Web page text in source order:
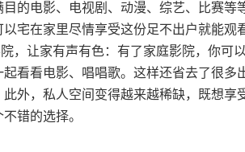
目的电影、电视剧、动漫、综艺、比赛
宅在家里尽情享受这份足不出户就能观
，让家有声有色：有了家庭影院，你可
看看电影、唱唱歌。这样还省去了很
外，私人空间变得越来越稀缺，既想
错的选择。